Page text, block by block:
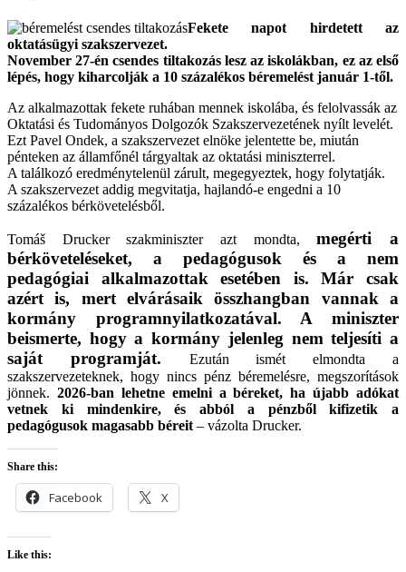
Fekete napot hirdetett az
oktatásügyi szakszervezet.
November 27-én csendes tiltakozás lesz az iskolákban, ez az első
lépés, hogy kiharcolják a 10 százalékos béremelést január 1-től.
Az alkalmazottak fekete ruhában mennek iskolába, és felolvassák az
Oktatási és Tudományos Dolgozók Szakszervezetének nyílt levelét.
Ezt Pavel Ondek, a szakszervezet elnöke jelentette be, miután
pénteken az államfőnél tárgyaltak az oktatási miniszterrel.
A találkozó eredménytelenül zárult, megegyeztek, hogy folytatják.
A szakszervezet addig megvitatja, hajlandó-e engedni a 10
százalékos bérkövetelésből.
Tomáš Drucker szakminiszter azt mondta,megérti a
bérköveteléseket, a pedagógusok és a nem
pedagógiai alkalmazottak esetében is. Már csak
azért is, mert elvárásaik összhangban vannak a
kormány programnyilatkozatával. A miniszter
beismerte, hogy a kormány jelenleg nem teljesíti a
saját programját.
Ezután ismét elmondta a
szakszervezeteknek, hogy nincs pénz béremelésre, megszorítások
jönnek. 2026-ban lehetne emelni a béreket, ha újabb adókat
vetnek ki mindenkire, és abból a pénzből kifizetik a
pedagógusok magasabb béreit – vázolta Drucker.
Share this:
Facebook X
Like this: